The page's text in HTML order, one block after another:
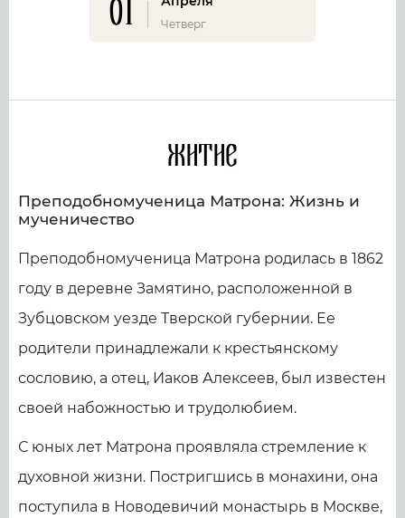
01 Четверг
Житие
Преподобномученица Матрона: Жизнь и
мученичество
Преподобномученица Матрона родилась в 1862
году в деревне Замятино, расположенной в
Зубцовском уезде Тверской губернии. Ее
родители принадлежали к крестьянскому
сословию, а отец, Иаков Алексеев, был известен
своей набожностью и трудолюбием.
С юных лет Матрона проявляла стремление к
духовной жизни. Постригшись в монахини, она
поступила в Новодевичий монастырь в Москве,